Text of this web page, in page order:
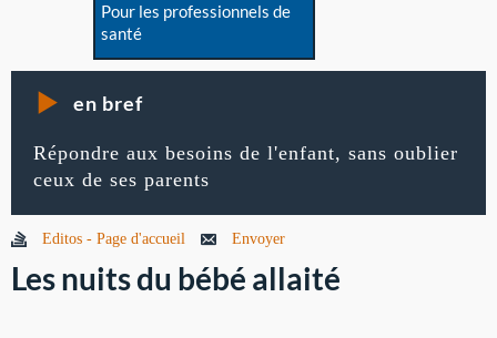
Pour les professionnels de
santé
en bref
Répondre aux besoins de l'enfant, sans oublier
ceux de ses parents
Editos - Page d'accueil Envoyer
Les nuits du bébé allaité